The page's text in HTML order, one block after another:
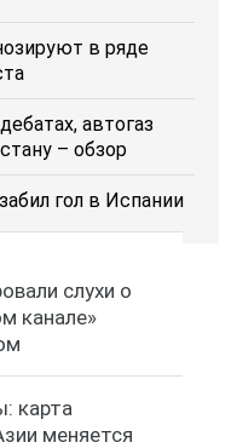
в ряде
автогаз
– обзор
гол в Испании
слухи о
канале»
карта
меняется